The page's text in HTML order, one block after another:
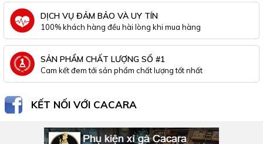
DỊCH VỤ ĐẢM BẢO VÀ UY TÍN
100% khách hàng đều hài lòng khi mua hàng
SẢN PHẨM CHẤT LƯỢNG SỐ #1
Cam kết đem tới sản phẩm chất lượng tốt nhất
KẾT NỐI VỚI CACARA